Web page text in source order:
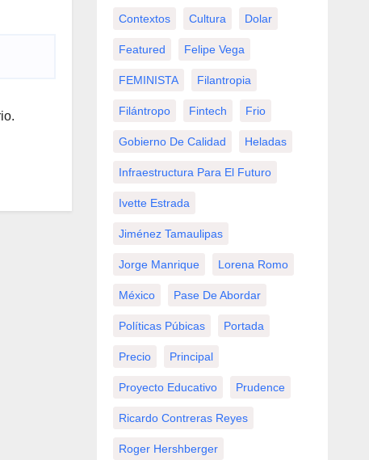
Contextos Cultura Dolar
Featured Felipe Vega
FEMINISTA Filantropia
Filántropo Fintech Frio
Gobierno De Calidad Heladas
Infraestructura Para El Futuro
Ivette Estrada
Jiménez Tamaulipas
Jorge Manrique Lorena Romo
México Pase De Abordar
Políticas Púbicas Portada
Precio Principal
Proyecto Educativo Prudence
Ricardo Contreras Reyes
Roger Hershberger